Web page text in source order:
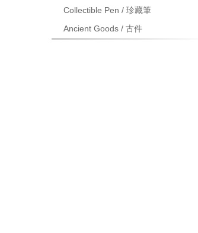
Collectible Pen / 珍藏筆
Ancient Goods / 古件